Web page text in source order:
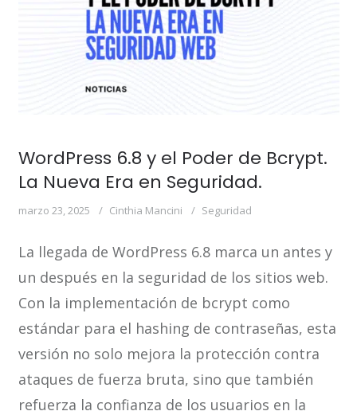
WordPress 6.8 y el Poder de Bcrypt.
La Nueva Era en Seguridad.
marzo 23, 2025 Cinthia Mancini Seguridad
La llegada de WordPress 6.8 marca un antes y
un después en la seguridad de los sitios web.
Con la implementación de bcrypt como
estándar para el hashing de contraseñas, esta
versión no solo mejora la protección contra
ataques de fuerza bruta, sino que también
refuerza la confianza de los usuarios en la